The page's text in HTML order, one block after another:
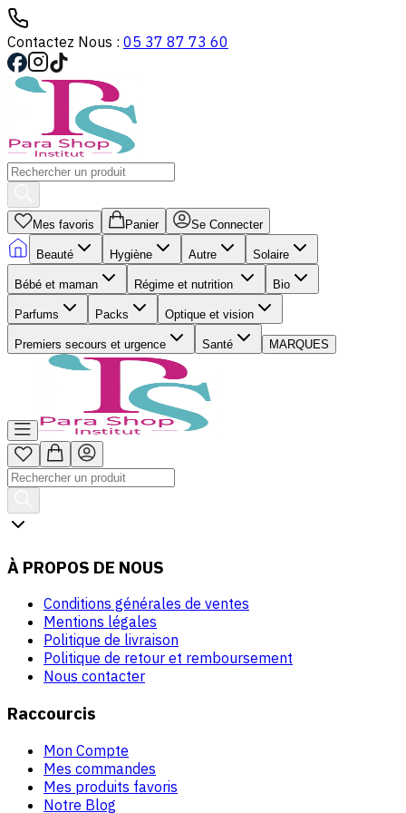
Contactez Nous : 05 37 87 73 60
Mes favoris Panier Se Connecter
Beauté Hygiène Autre Solaire
Bébé et maman Régime et nutrition Bio
Parfums Packs Optique et vision
Premiers secours et urgence Santé MARQUES
À PROPOS DE NOUS
Conditions générales de ventes
Mentions légales
Politique de livraison
Politique de retour et remboursement
Nous contacter
Raccourcis
Mon Compte
Mes commandes
Mes produits favoris
Notre Blog